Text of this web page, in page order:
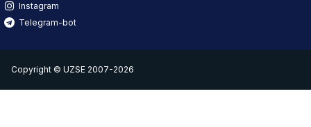
Instagram
Telegram-bot
Copyright © UZSE 2007-2026